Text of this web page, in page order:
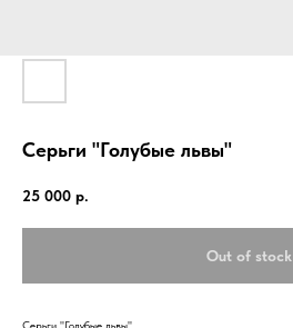
Серьги "Голубые львы"
25 000 р.
Out of stock
Серьги "Голубые львы"